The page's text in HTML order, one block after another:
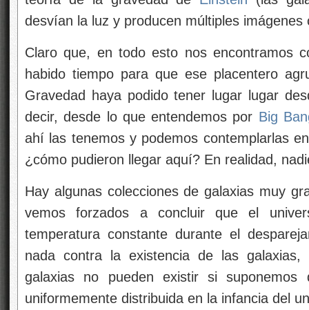
desvían la luz y producen múltiples imágenes
Claro que, en todo esto nos encontramos
habido tiempo para que ese placentero
Gravedad haya podido tener lugar lugar
decir, desde lo que entendemos por Big
ahí las tenemos y podemos contemplarlas
¿cómo pudieron llegar aquí? En realidad,
Hay algunas colecciones de galaxias muy
vemos forzados a concluir que el
temperatura constante durante el
nada contra la existencia de las
galaxias no pueden existir si
uniformemente distribuida en la infancia del